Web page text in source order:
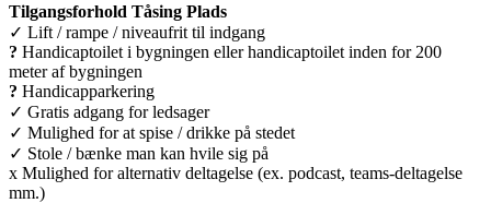
Tilgangsforhold Tåsing Plads
✓ Lift / rampe / niveaufrit til indgang
? Handicaptoilet i bygningen eller handicaptoilet inden for 200
meter af bygningen
? Handicapparkering
✓ Gratis adgang for ledsager
✓ Mulighed for at spise / drikke på stedet
✓ Stole / bænke man kan hvile sig på
x Mulighed for alternativ deltagelse (ex. podcast, teams-deltagelse
mm.)